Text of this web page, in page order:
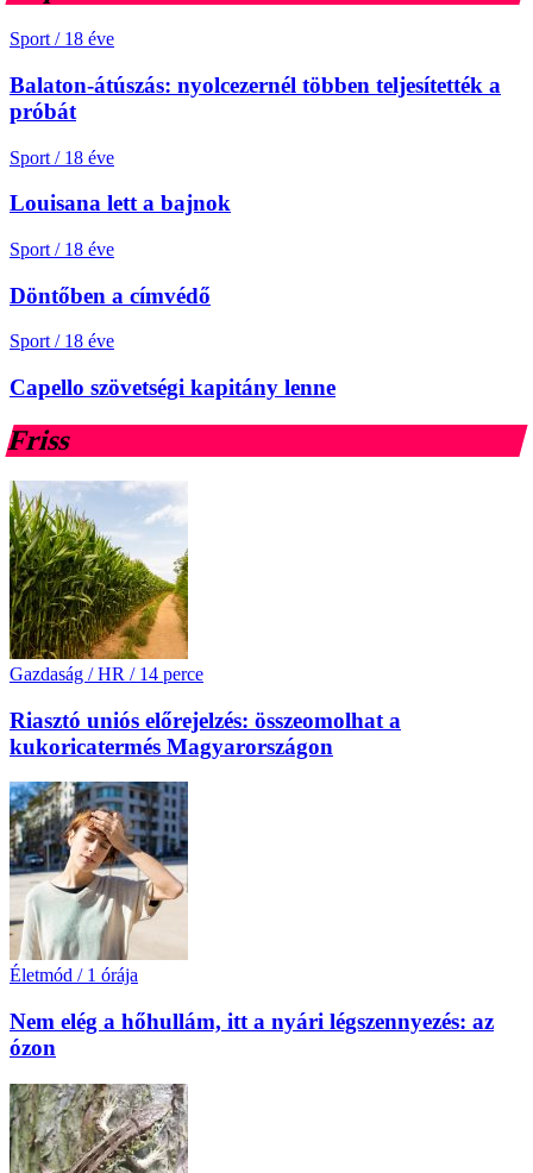
Sport / 18 éve
Balaton-átúszás: nyolcezernél többen teljesítették a
próbát
Sport / 18 éve
Louisana lett a bajnok
Sport / 18 éve
Döntőben a címvédő
Sport / 18 éve
Capello szövetségi kapitány lenne
Friss
Gazdaság / HR / 14 perce
Riasztó uniós előrejelzés: összeomolhat a
kukoricatermés Magyarországon
Életmód / 1 órája
Nem elég a hőhullám, itt a nyári légszennyezés: az
ózon